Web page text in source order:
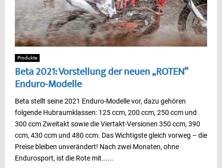
Produkte
Beta 2021: Vorstellung der neuen „ROTEN“
Enduro-Modelle
Beta stellt seine 2021 Enduro-Modelle vor, dazu gehören
folgende Hubraumklassen: 125 ccm, 200 ccm, 250 ccm und
300 ccm Zweitakt sowie die Viertakt-Versionen 350 ccm, 390
ccm, 430 ccm und 480 ccm. Das Wichtigste gleich vorweg – die
Preise bleiben unverändert! Nach zwei Monaten, ohne
Endurosport, ist die Rote mit......